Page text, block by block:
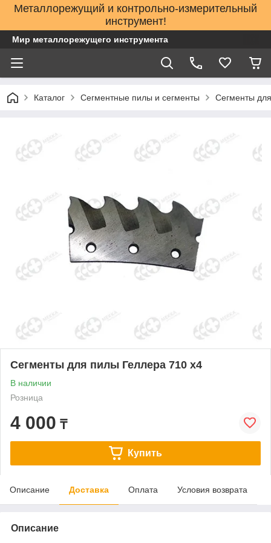
Металлорежущий и контрольно-измерительный
инструмент!
Мир металлорежущего инструмента
Каталог Сегментные пилы и сегменты Сегменты
Сегменты для пилы Геллера 710 х4
В наличии
Розница
4 000 ₸
Купить
Описание Доставка Оплата Условия возврата
Описание